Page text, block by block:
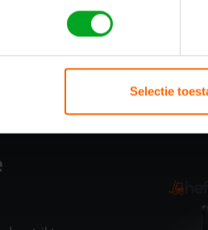
Selectie
heftruck blijft een
of op een afgesloten
u de juiste instructie hebt
of certificaat is daarom ook intern